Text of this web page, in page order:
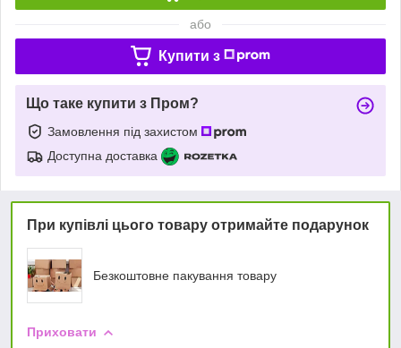
або
Купити з
Що таке купити з Пром?
Замовлення під захистом
Доступна доставка
При купівлі цього товару отримайте подарунок
Безкоштовне пакування товару
Приховати